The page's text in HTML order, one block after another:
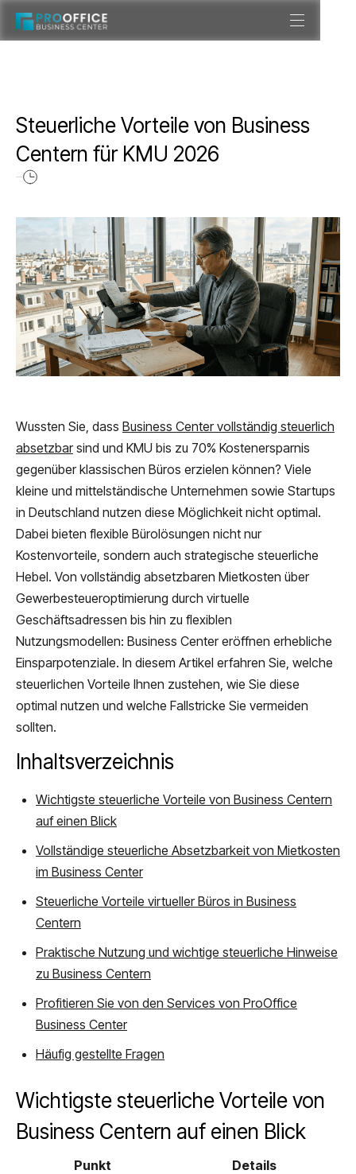
Steuerliche Vorteile von Business
Centern für KMU 2026
Wussten Sie, dass Business Center vollständig steuerlich
absetzbarsind und KMU bis zu 70% Kostenersparnis
gegenüber klassischen Büros erzielen können? Viele
kleine und mittelständische Unternehmen sowie Startups
in Deutschland nutzen diese Möglichkeit nicht optimal.
Dabei bieten flexible Bürolösungen nicht nur
Kostenvorteile, sondern auch strategische steuerliche
Hebel. Von vollständig absetzbaren Mietkosten über
Gewerbesteueroptimierung durch virtuelle
Geschäftsadressen bis hin zu flexiblen
Nutzungsmodellen: Business Center eröffnen erhebliche
Einsparpotenziale. In diesem Artikel erfahren Sie, welche
steuerlichen Vorteile Ihnen zustehen, wie Sie diese
optimal nutzen und welche Fallstricke Sie vermeiden
sollten.
Inhaltsverzeichnis
Wichtigste steuerliche Vorteile von Business Centern
auf einen Blick
Vollständige steuerliche Absetzbarkeit von Mietkosten
im Business Center
Steuerliche Vorteile virtueller Büros in Business
Centern
Praktische Nutzung und wichtige steuerliche Hinweise
zu Business Centern
Profitieren Sie von den Services von ProOffice
Business Center
Häufig gestellte Fragen
Wichtigste steuerliche Vorteile von
Business Centern auf einen Blick
Punkt Details